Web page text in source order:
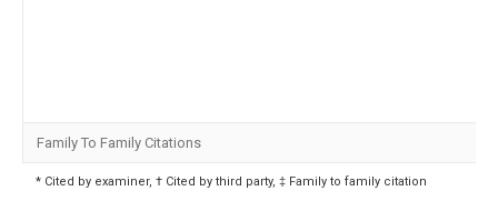
Family To Family Citations
* Cited by examiner, † Cited by third party, ‡ Family to family citation